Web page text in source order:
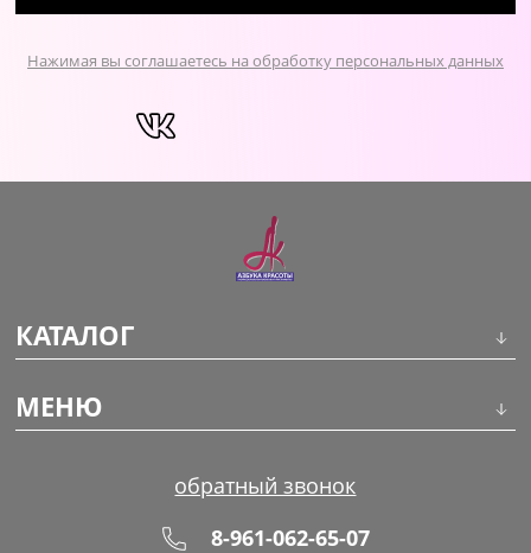
Нажимая вы соглашаетесь на обработку персональных данных
КАТАЛОГ
Макияж
МЕНЮ
обратный звонок
8-961-062-65-07